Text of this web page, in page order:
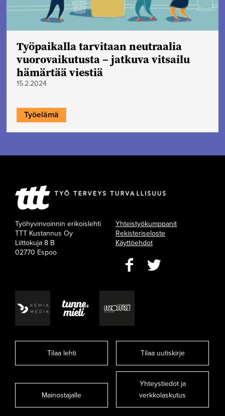
Työpaikalla tarvitaan neutraalia
vuorovaikutusta – jatkuva vitsailu
hämärtää viestiä
15.2.2024
Työelämä
Työhyvinvoinnin erikoislehti
TTT Kustannus Oy
Liittokuja 8 B
02770 Espoo
Yhteistyökumppanit
Rekisteriseloste
Käyttöehdot
Tilaa lehti Tilaa uutiskirje
Mainostajalle
Yhteystiedot ja
verkkolaskutus